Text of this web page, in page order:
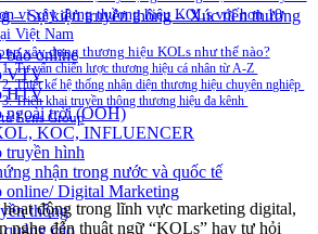
– Sự kiện truyền thông – Xúc tiến thương
báo online
VTV
HTV
ngoài trời (OOH)
KOC, INFLUENCER
truyền hình
nhận trong nước và quốc tế
online/ Digital Marketing
thông
cáo
vị xây dựng thương hiệu KOLs với hơn 10
Việt Nam
xây dựng thương hiệu KOLs như thế nào?
1. Tư vấn chiến lược thương hiệu cá nhân từ A-Z
2. Thiết kế hệ thống nhận diện thương hiệu chuyên nghiệp
3. Triển khai truyền thông thương hiệu đa kênh
Lens Group
động trong lĩnh vực marketing digital,
nghe đến thuật ngữ “KOLs” hay tự hỏi